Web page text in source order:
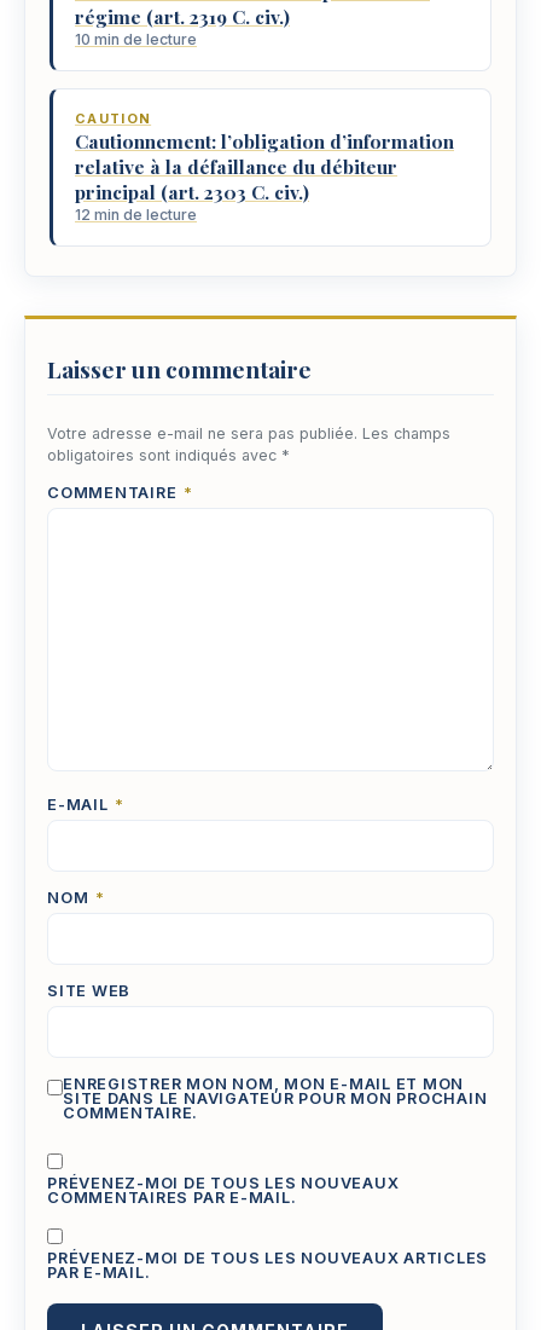
régime (art. 2319 C. civ.)
10 min de lecture
CAUTION
Cautionnement: l’obligation d’information
relative à la défaillance du débiteur
principal (art. 2303 C. civ.)
12 min de lecture
Laisser un commentaire
Votre adresse e-mail ne sera pas publiée. Les champs
obligatoires sont indiqués avec *
COMMENTAIRE *
E-MAIL *
NOM *
SITE WEB
ENREGISTRER MON NOM, MON E-MAIL ET MON
SITE DANS LE NAVIGATEUR POUR MON PROCHAIN
COMMENTAIRE.
PRÉVENEZ-MOI DE TOUS LES NOUVEAUX
COMMENTAIRES PAR E-MAIL.
PRÉVENEZ-MOI DE TOUS LES NOUVEAUX ARTICLES
PAR E-MAIL.